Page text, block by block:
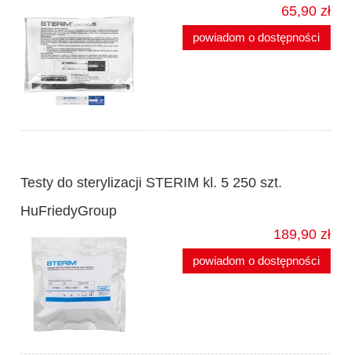
65,90 zł
powiadom o dostępności
Testy do sterylizacji STERIM kl. 5 250 szt.
HuFriedyGroup
189,90 zł
powiadom o dostępności